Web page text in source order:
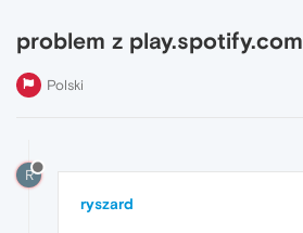
problem z play.spotify.com
Polski
R
ryszard